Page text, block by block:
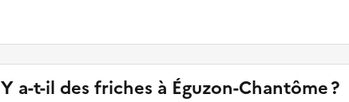
Y a-t-il des friches à Éguzon-Chantôme ?